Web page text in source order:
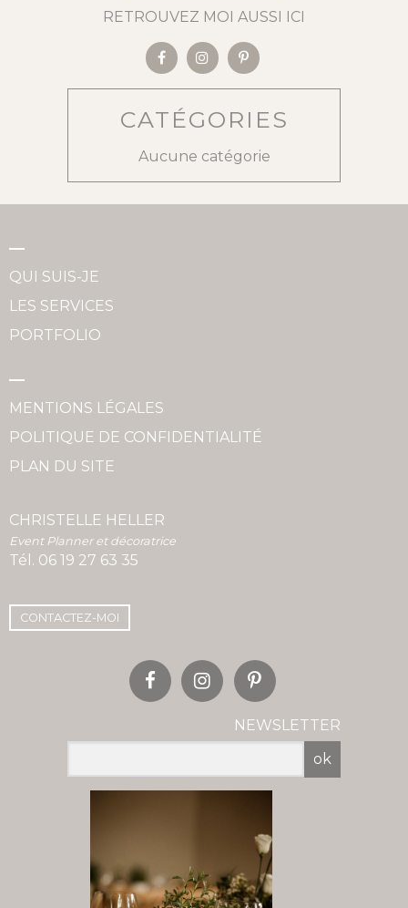
RETROUVEZ MOI AUSSI ICI
CATÉGORIES
Aucune catégorie
QUI SUIS-JE
LES SERVICES
PORTFOLIO
MENTIONS LÉGALES
POLITIQUE DE CONFIDENTIALITÉ
PLAN DU SITE
CHRISTELLE HELLER
Event Planner et décoratrice
Tél. 06 19 27 63 35
CONTACTEZ-MOI
NEWSLETTER
ok